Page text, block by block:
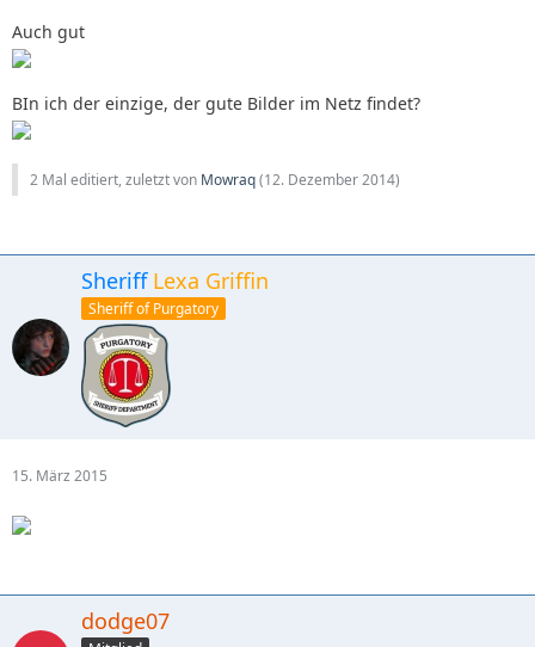
Auch gut
BIn ich der einzige, der gute Bilder im Netz findet?
2 Mal editiert, zuletzt von Mowraq(12. Dezember 2014)
Sheriff Lexa Griffin
Sheriff of Purgatory
15. März 2015
dodge07